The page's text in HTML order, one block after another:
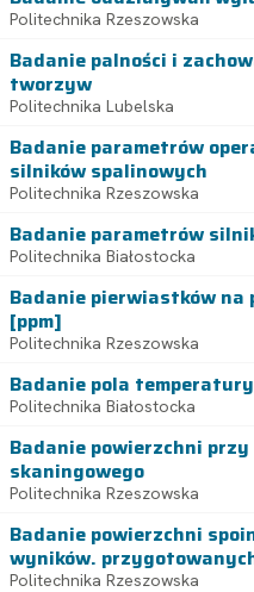
Politechnika Rzeszowska
Badanie palności i
tworzyw
Politechnika Lubelska
Badanie parametrów
silników spalinowych
Politechnika Rzeszowska
Badanie parametrów
Politechnika Białostocka
Badanie pierwiastków na
[ppm]
Politechnika Rzeszowska
Badanie pola temperatury
Politechnika Białostocka
Badanie powierzchni przy
skaningowego
Politechnika Rzeszowska
Badanie powierzchni
wyników.
Politechnika Rzeszowska